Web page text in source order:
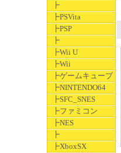
┣
┣PSVita
┣PSP
┣
┣Wii U
┣Wii
┣ゲームキューブ
┣NINTENDO64
┣SFC_SNES
┣ファミコン
┣NES
┣
┣XboxSX